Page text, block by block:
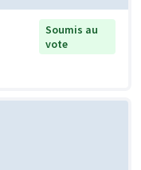
Soumis au
vote